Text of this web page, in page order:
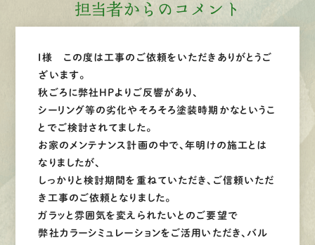
担当者からのコメント
I様 この度は工事のご依頼をいただきありがとうご
ざいます。
秋ごろに弊社HPよりご反響があり、
シーリング等の劣化やそろそろ塗装時期かなというこ
とでご検討されてました。
お家のメンテナンス計画の中で、年明けの施工とは
なりましたが、
しっかりと検討期間を重ねていただき、ご信頼いただ
き工事のご依頼となりました。
ガラッと雰囲気を変えられたいとのご要望で
弊社カラーシミュレーションをご活用いただき、バル